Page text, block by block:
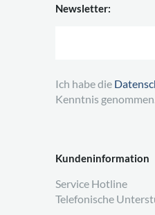
Kundeninformation
Service Hotline
Telefonische
Newsletter:
Ich habe die
Kenntnis